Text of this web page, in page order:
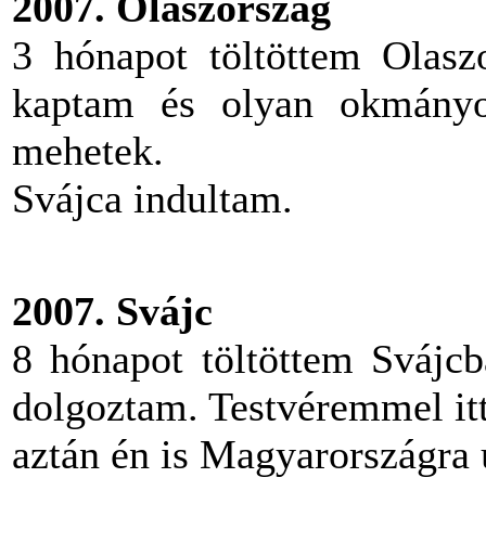
3 hónapot töltöttem
kaptam és olyan
mehetek.
Svájca indultam.
2007. Svájc
8 hónapot töltöttem
dolgoztam. Testvéremmel
aztán én is Magyarországra